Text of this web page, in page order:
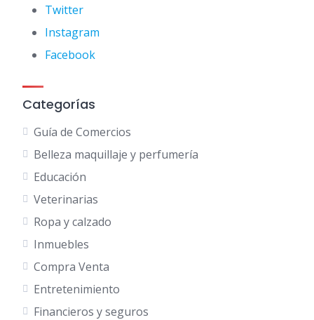
Twitter
Instagram
Facebook
Categorías
Guía de Comercios
Belleza maquillaje y perfumería
Educación
Veterinarias
Ropa y calzado
Inmuebles
Compra Venta
Entretenimiento
Financieros y seguros